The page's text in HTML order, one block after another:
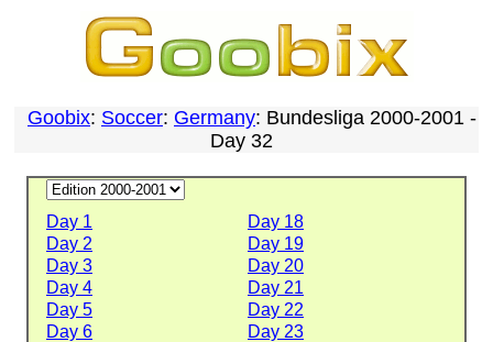
Goobix: Soccer: Germany: Bundesliga 2000-2001 -
Day 32
Day 1
Day 18
Day 2
Day 19
Day 3
Day 20
Day 4
Day 21
Day 5
Day 22
Day 6
Day 23